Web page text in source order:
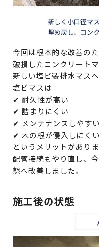
今回は根本的な改善のた
破損したコンクリートマ
新しい塩ビ製排水マス
塩ビマスは
✔ 耐久性が高い
✔ 詰まりにくい
✔ メンテナンスしやすい
✔ 木の根が侵入しにくい
というメリットがありま
配管接続もやり直し、
態へ改善しました。
施工後の状態